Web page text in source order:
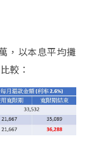
，以本息平均攤
較：